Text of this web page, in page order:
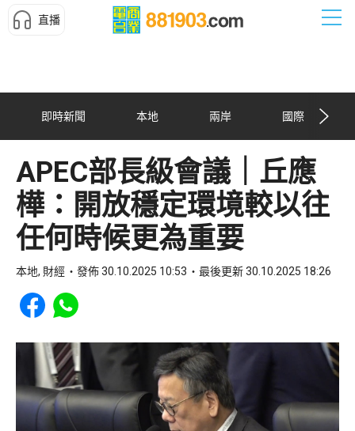
直播
即時新聞 本地 兩岸 國際
APEC部長級會議｜丘應
樺：開放穩定環境較以往
任何時候更為重要
本地, 財經 發佈 30.10.2025 10:53 最後更新 30.10.2025 18:26
Share to Facebook
Share to WhatsApp